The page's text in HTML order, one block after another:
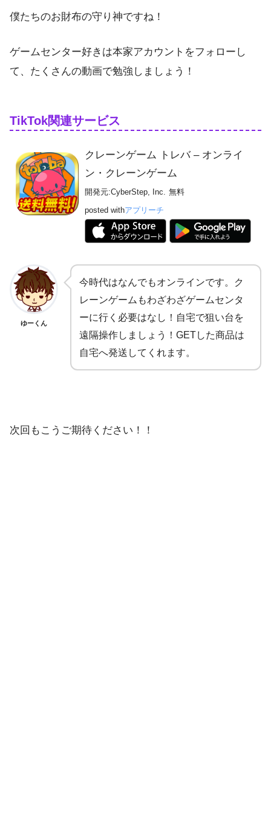
僕たちのお財布の守り神ですね！
ゲームセンター好きは本家アカウントをフォローし
て、たくさんの動画で勉強しましょう！
TikTok関連サービス
クレーンゲーム トレバ – オンライ
ン・クレーンゲーム
開発元:CyberStep, Inc. 無料
posted withアプリーチ
ゆーくん
今時代はなんでもオンラインです。ク
レーンゲームもわざわざゲームセンタ
ーに行く必要はなし！自宅で狙い台を
遠隔操作しましょう！GETした商品は
自宅へ発送してくれます。
次回もこうご期待ください！！